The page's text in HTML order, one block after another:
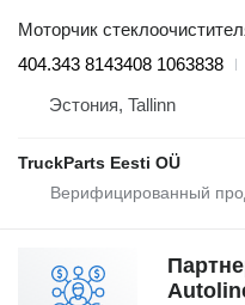
Моторчик
404.343 8143408 1063838
Эстония, Tallinn
TruckParts Eesti OÜ